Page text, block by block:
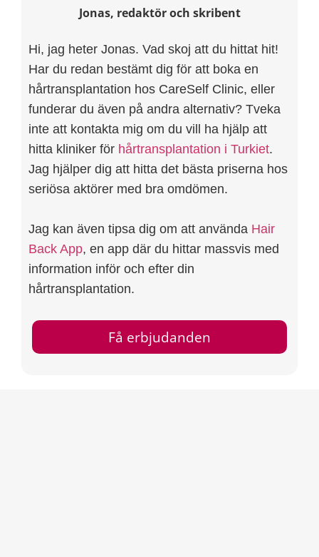
Jonas, redaktör och skribent
Hi, jag heter Jonas. Vad skoj att du hittat hit!
Har du redan bestämt dig för att boka en
hårtransplantation hos CareSelf Clinic, eller
funderar du även på andra alternativ? Tveka
inte att kontakta mig om du vill ha hjälp att
hitta kliniker för hårtransplantation i Turkiet.
Jag hjälper dig att hitta det bästa priserna hos
seriösa aktörer med bra omdömen.
Jag kan även tipsa dig om att använda Hair
Back App, en app där du hittar massvis med
information inför och efter din
hårtransplantation.
Få erbjudanden